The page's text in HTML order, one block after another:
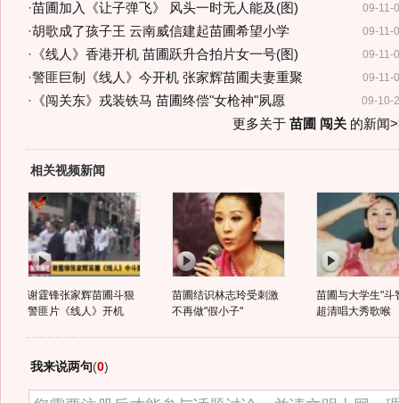
09-11-
·苗圃加入《让子弹飞》 风头一时无人能及(图)
09-11-
·胡歌成了孩子王 云南威信建起苗圃希望小学
09-11-
· 《线人》香港开机 苗圃跃升合拍片女一号(图)
09-11-
·警匪巨制《线人》今开机 张家辉苗圃夫妻重聚
09-10-
· 《闯关东》戎装铁马 苗圃终偿"女枪神"夙愿
更多关于 苗圃 闯关的新闻
相关视频新闻
谢霆锋张家辉苗圃斗狠
警匪片《线人》开机
苗圃结识林志玲受刺激
不再做"假小子"
苗圃与大学生"斗
超清唱大秀歌喉
我来说两句(0)